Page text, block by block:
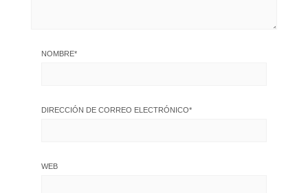
NOMBRE*
DIRECCIÓN DE CORREO ELECTRÓNICO*
WEB